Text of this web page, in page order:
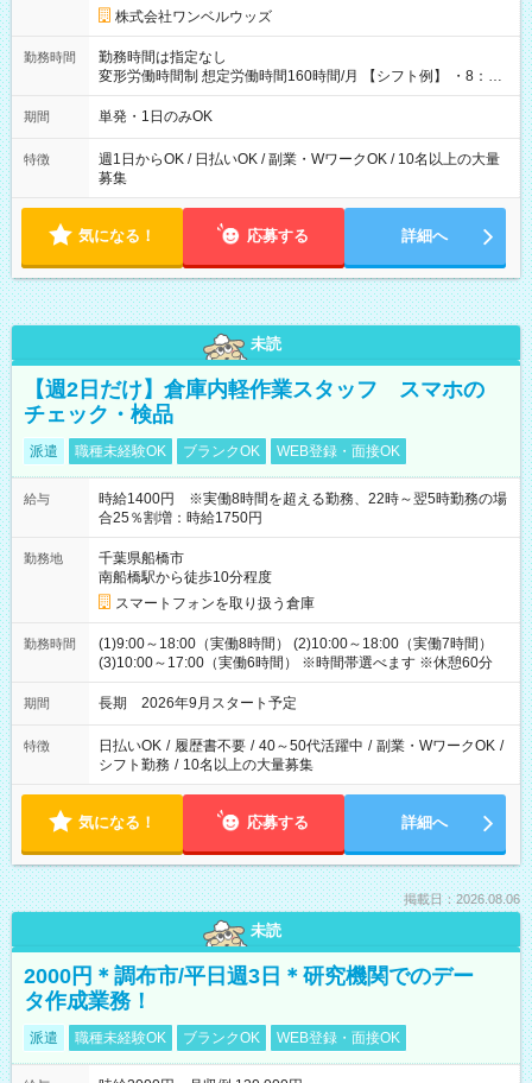
株式会社ワンベルウッズ
勤務時間
勤務時間は指定なし
変形労働時間制 想定労働時間160時間/月 【シフト例】 ・8：00
～21：00
期間 単発・1日のみOK
特徴
週1日からOK / 日払いOK / 副業・WワークOK / 10名以上の大量
募集
気になる！ 応募する 詳細へ
未読
【週2日だけ】倉庫内軽作業スタッフ スマホの
チェック・検品
派遣 職種未経験OK ブランクOK WEB登録・面接OK
給与
時給1400円 ※実働8時間を超える勤務、22時～翌5時勤務の場
合25％割増：時給1750円
勤務地
千葉県船橋市
南船橋駅から徒歩10分程度
スマートフォンを取り扱う倉庫
勤務時間
(1)9:00～18:00（実働8時間） (2)10:00～18:00（実働7時間）
(3)10:00～17:00（実働6時間） ※時間帯選べます ※休憩60分
期間 長期 2026年9月スタート予定
特徴 日払いOK / 履歴書不要 / 40～50代活躍中 / 副業・WワークOK /
シフト勤務 / 10名以上の大量募集
気になる！ 応募する 詳細へ
掲載日：2026.08.06
未読
2000円＊調布市/平日週3日＊研究機関でのデー
タ作成業務！
派遣 職種未経験OK ブランクOK WEB登録・面接OK